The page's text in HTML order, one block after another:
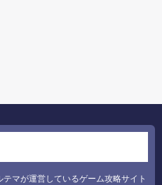
マが運営しているゲーム攻略サイト